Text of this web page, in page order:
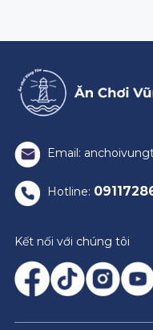
Email:
Hotline:
Kết nối với chúng tôi